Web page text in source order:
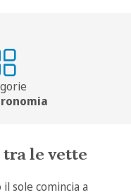
le vette
il sole comincia a